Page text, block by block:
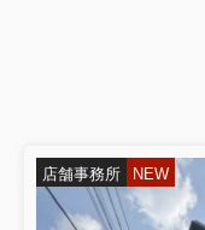
店舗事務所 NEW